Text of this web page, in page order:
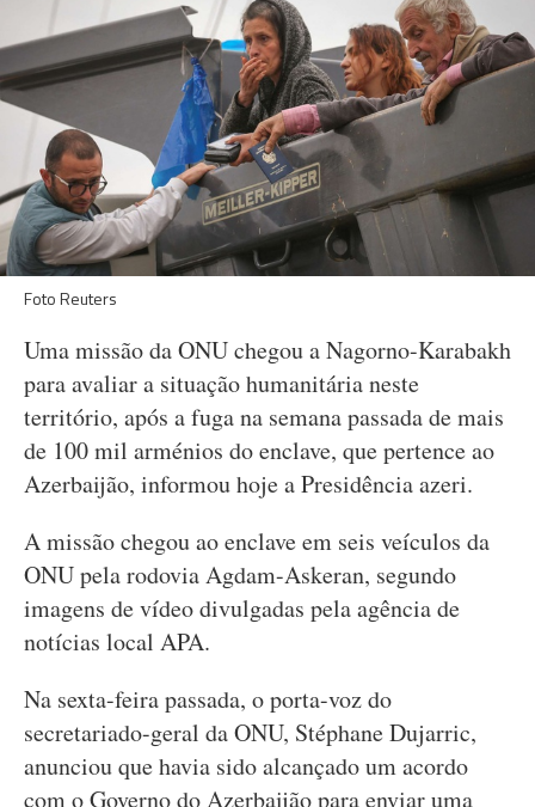
Foto Reuters
Uma missão da ONU chegou a Nagorno-Karabakh
para avaliar a situação humanitária neste
território, após a fuga na semana passada de mais
de 100 mil arménios do enclave, que pertence ao
Azerbaijão, informou hoje a Presidência azeri.
A missão chegou ao enclave em seis veículos da
ONU pela rodovia Agdam-Askeran, segundo
imagens de vídeo divulgadas pela agência de
notícias local APA.
Na sexta-feira passada, o porta-voz do
secretariado-geral da ONU, Stéphane Dujarric,
anunciou que havia sido alcançado um acordo
com o Governo do Azerbaijão para enviar uma